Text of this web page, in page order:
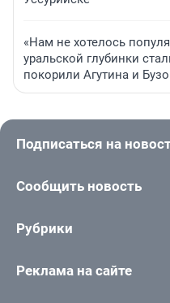
«Нам не хотелось
уральской глубинки
покорили Агутина и
Подписаться на
Сообщить новость
Рубрики
Реклама на сайте